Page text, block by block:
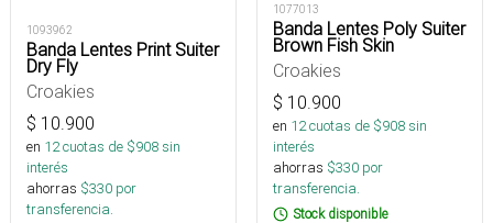
1093962
Banda Lentes Print Suiter
Dry Fly
Croakies
$ 10.900
en 12cuotas de $908sin
interés
ahorras $330 por
transferencia.
1077013
Banda Lentes Poly Suiter
Brown Fish Skin
Croakies
$ 10.900
en 12cuotas de $908sin
interés
ahorras $330 por
transferencia.
Stock disponible